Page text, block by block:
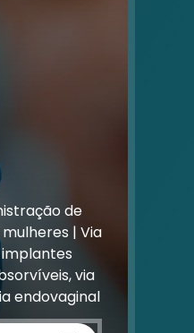
de
| Via
via
endovaginal